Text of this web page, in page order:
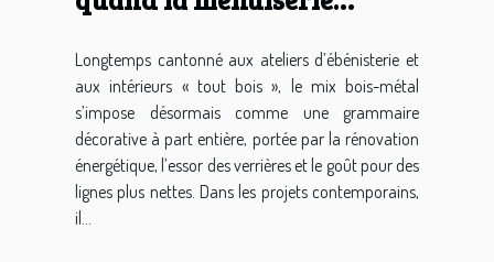
modernité
Longtemps cantonné aux ateliers d’ébénisterie et
aux intérieurs « tout bois », le mix bois-métal
s’impose désormais comme une grammaire
décorative à part entière, portée par la rénovation
énergétique, l’essor des verrières et le goût pour des
lignes plus nettes. Dans les projets contemporains,
il...